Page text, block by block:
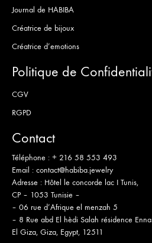
Journal de HABIBA
Créatrice de bijoux
Créatrice d’emotions
Politique de
CGV
RGPD
Contact
Téléphone : + 216 58 553 493
Email : contact@habiba.jewelry
Adresse : Hôtel le concorde lac I Tunis,
CP – 1053 Tunisie –
– 06 rue d’Afrique el menzah 5
– 8 Rue abd El hèdi Salah résidence
El Giza, Giza, Egypt, 12511